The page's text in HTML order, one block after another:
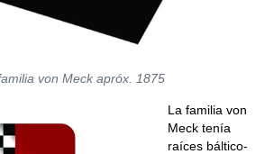
von Meck apróx. 1875
La familia von
Meck tenía
raíces báltico-